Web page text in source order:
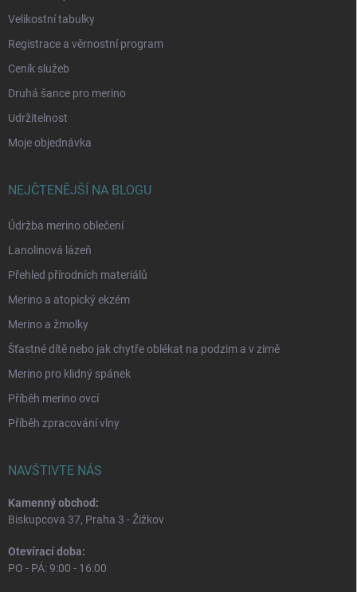
Velikostní tabulky
Registrace a věrnostní program
Ceník služeb
Druhá šance pro merino
Udržitelnost
Moje objednávka
NEJČTENĚJŠÍ NA BLOGU
Údržba merino oblečení
Lanolinová lázeň
Přehled přírodních materiálů
Merino a atopický ekzém
Merino a žmolky
Šťastné dítě nebo jak chytře oblékat na podzim a v zimě
Merino pro klidný spánek
Příběh merino ovcí
Příběh zpracování vlny
NAVŠTIVTE NÁS
Kamenný obchod:
Biskupcova 37, Praha 3 - Žižkov
Otevírací doba:
PO - PÁ: 9:00 - 16:00